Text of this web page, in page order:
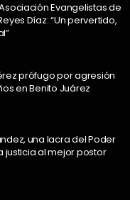
Evangelistas de
Díaz: “Un pervertido,
prófugo por agresión
en Benito Juárez
una lacra del Poder
justicia al mejor postor